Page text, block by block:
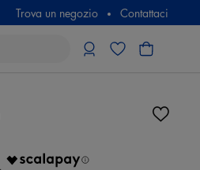
Trova un negozio Contattaci